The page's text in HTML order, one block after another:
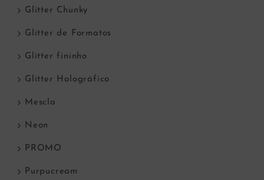
Glitter Chunky
Glitter de Formatos
Glitter fininho
Glitter Holográfico
Mescla
Neon
PROMO
Purpucream